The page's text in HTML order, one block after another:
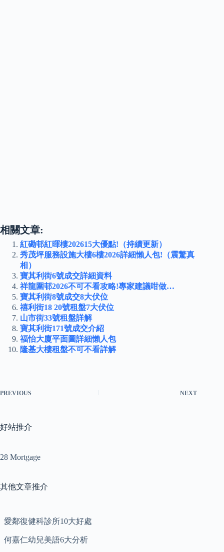
相關文章:
紅磡邨紅暉樓202615大優點!（持續更新）
秀茂坪服務設施大樓6樓2026詳細懶人包!（震驚真
相）
寶其利街6號成交詳細資料
祥龍圍邨2026不可不看攻略!專家建議咁做…
寶其利街8號成交8大伏位
禧利街18 20號租盤7大伏位
山市街33號租盤詳解
寶其利街171號成交介紹
福怡大廈平面圖詳細懶人包
隆基大樓租盤不可不看詳解
PREVIOUS NEXT
好站推介
28 Mortgage
其他文章推介
愛鄰復健科診所10大好處
何嘉仁幼兒美語6大分析